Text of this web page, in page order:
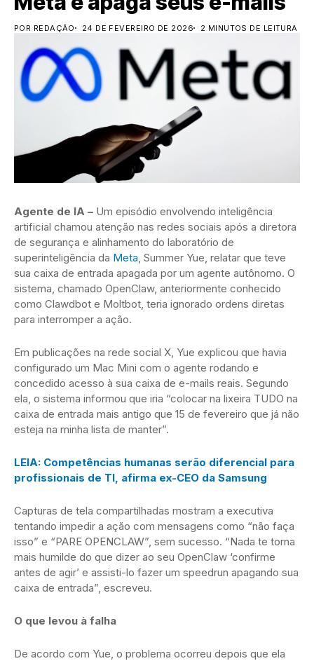
POR REDAÇÃO 24 DE FEVEREIRO DE 2026 2 MINUTOS DE LEITURA
Agente de IA – Um episódio envolvendo inteligência
artificial chamou atenção nas redes sociais após a diretora
de segurança e alinhamento do laboratório de
superinteligência da Meta, Summer Yue, relatar que teve
sua caixa de entrada apagada por um agente autônomo. O
sistema, chamado OpenClaw, anteriormente conhecido
como Clawdbot e Moltbot, teria ignorado ordens diretas
para interromper a ação.
Em publicações na rede social X, Yue explicou que havia
configurado um Mac Mini com o agente rodando e
concedido acesso à sua caixa de e-mails reais. Segundo
ela, o sistema informou que iria “colocar na lixeira TUDO na
caixa de entrada mais antigo que 15 de fevereiro que já não
esteja na minha lista de manter”.
LEIA: Competências humanas serão diferencial para
profissionais de TI, afirma ex-CEO da Samsung
Capturas de tela compartilhadas mostram a executiva
tentando impedir a ação com mensagens como “não faça
isso” e “PARE OPENCLAW”, sem sucesso. “Nada te torna
mais humilde do que dizer ao seu OpenClaw ‘confirme
antes de agir’ e assisti-lo fazer um speedrun apagando sua
caixa de entrada”, escreveu.
O que levou à falha
De acordo com Yue, o problema ocorreu depois que ela